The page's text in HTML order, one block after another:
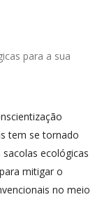
tem se tornado
ecológicas
mitigar o
no meio